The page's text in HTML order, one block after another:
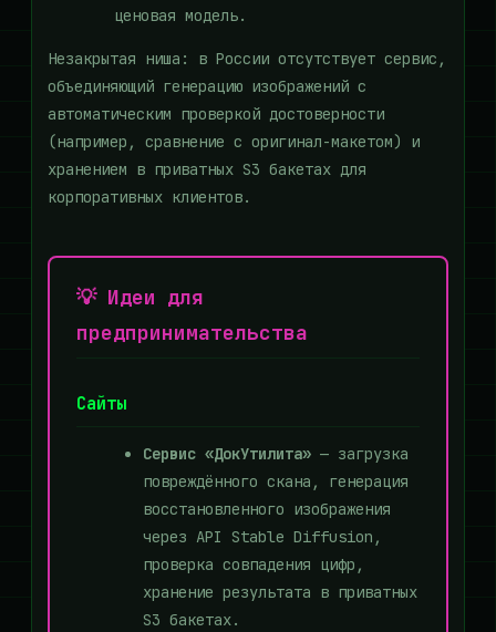
ценовая модель.
Незакрытая ниша: в России отсутствует сервис,
объединяющий генерацию изображений с
автоматическим проверкой достоверности
(например, сравнение с оригинал-макетом) и
хранением в приватных S3 бакетах для
корпоративных клиентов.
💡 Идеи для
предпринимательства
Сайты
Сервис «ДокУтилита» — загрузка
повреждённого скана, генерация
восстановленного изображения
через API Stable Diffusion,
проверка совпадения цифр,
хранение результата в приватных
S3 бакетах.